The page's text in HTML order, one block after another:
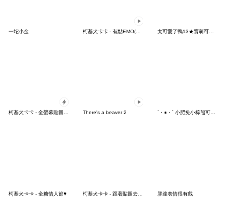
一坨小金 太可愛了鴨13★賣萌可愛的小鴨鴨2
柯基犬卡卡 - 全螢幕貼圖(1) There's a beaver 2 ´・ᴥ・` 小肥兔小棕熊可以那個嗎
柯基犬卡卡 - 全糖情人節♥ 胖達表情很有戲